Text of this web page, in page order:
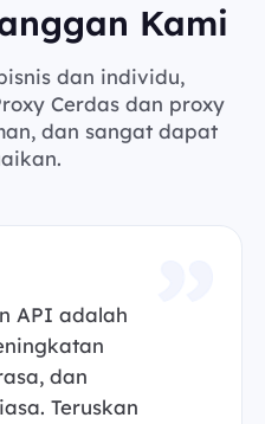
Kami
dan individu,
Cerdas dan proxy
dan sangat dapat
API adalah
dan
Teruskan